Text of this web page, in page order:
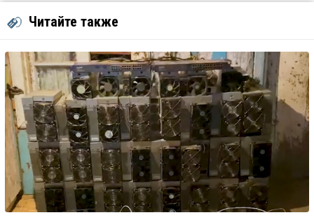
Читайте также